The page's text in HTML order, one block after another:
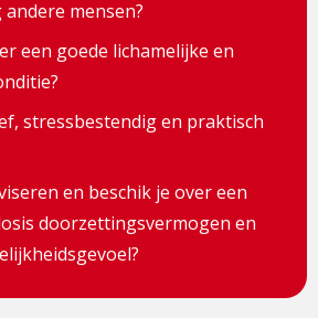
mensen?
een goede lichamelijke en
stressbestendig en praktisch
en beschik je over een
doorzettingsvermogen en